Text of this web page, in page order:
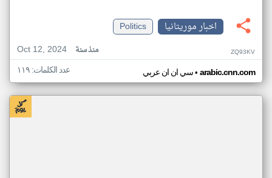
اخبار موريتانيا
Politics
Oct 12, 2024
منذ سنة ZQ93KV
سي ان ان عربي• arabic.cnn.com عدد الكلمات: ١١٩